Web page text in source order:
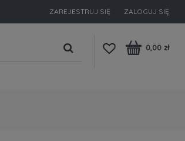
ZAREJESTRUJ SIĘ ZALOGUJ SIĘ
0,00 zł